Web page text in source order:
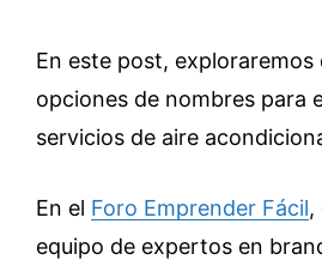
En este post, exploraremos
opciones de nombres para
servicios de aire
En el Foro Emprender Fácil,
equipo de expertos en